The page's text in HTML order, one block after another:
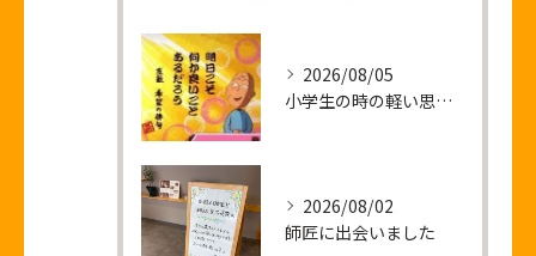
2026/08/05
小学生の時の軽い思い出話し
2026/08/02
師匠に出会いました